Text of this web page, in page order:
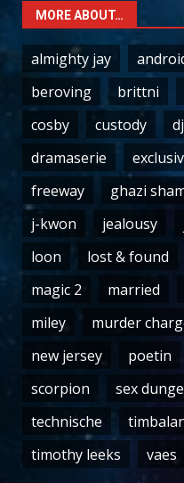
MORE ABOUT…
almighty jay
beroving
brittni
cosby
custody
dramaserie
freeway
ghazi
j-kwon
jealousy
loon
lost & found
magic 2
married
miley
murder
new jersey
poetin
scorpion
sex
technische
timothy leeks
vaes